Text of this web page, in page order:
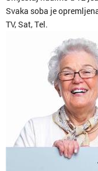
Svaka soba je
TV, Sat, Tel.